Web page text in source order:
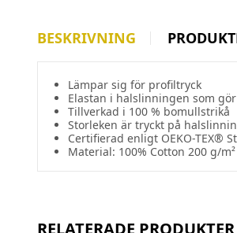
BESKRIVNING
Lämpar sig för profiltryck
Elastan i halslinningen som
Tillverkad i 100 % bomullstrikå
Storleken är tryckt på
Certifierad enligt OEKO-TEX®
Material: 100% Cotton 200 g/m²
RELATERADE PRODUKTER